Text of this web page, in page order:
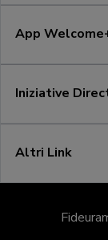
App
Iniziative
Altri Link